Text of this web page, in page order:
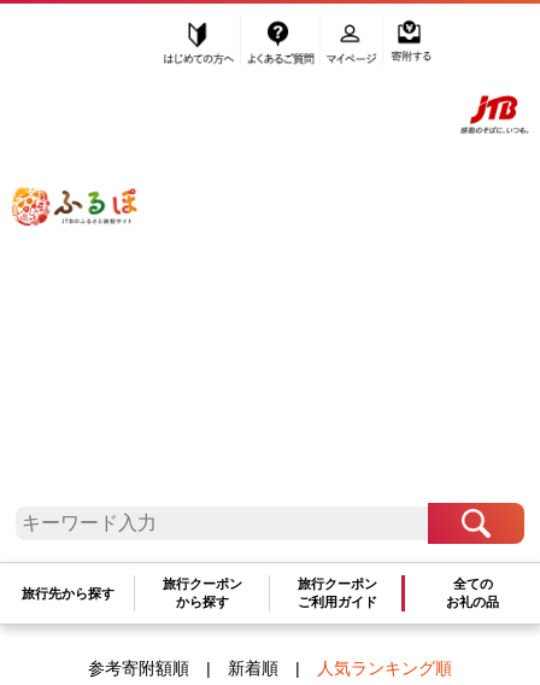
ふるぽ JTBのふるさと納税サイト
旅行先から探す
旅行クーポン
から探す
旅行クーポン
ご利用ガイド
全ての
お礼の品
タオル・寝具
検索結果一覧 1～5件 / 全5件
参考寄附額順| 新着順| 人気ランキング順